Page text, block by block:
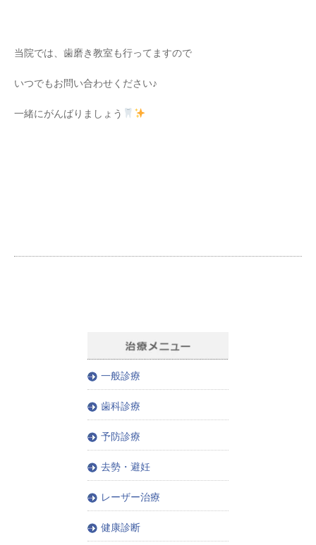
当院では、歯磨き教室も行ってますので
いつでもお問い合わせください♪
一緒にがんばりましょう
一般診療
歯科診療
予防診療
去勢・避妊
レーザー治療
健康診断